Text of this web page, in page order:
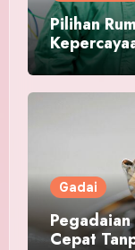
Pilihan
Gadai
Pegadaian
Cepat